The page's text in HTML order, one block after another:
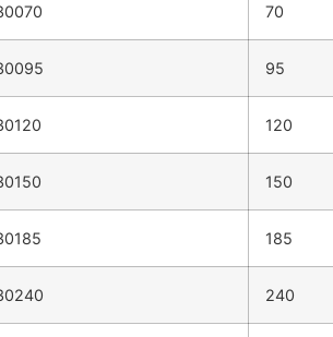
70
95
120
150
185
240